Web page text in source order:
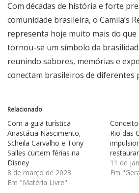
Com décadas de história e forte
comunidade brasileira, o Camila’s
representa hoje muito mais do
tornou-se um símbolo da
reunindo sabores, memórias e
conectam brasileiros de diferentes
Relacionado
Com a guia turística
Anastácia Nascimento,
Scheila Carvalho e Tony
Salles curtem férias na
Disney
8 de março de 2023
Em "Matéria Livre"
Rio das
11 de
Em